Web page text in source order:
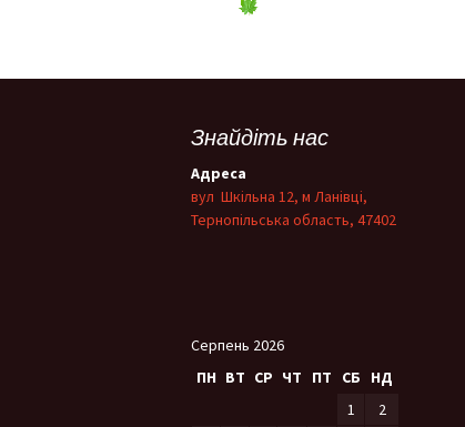
Знайдіть нас
Адреса
вул Шкільна 12, м Ланівці,
Тернопільська область, 47402
Серпень 2026
ПН ВТ СР ЧТ ПТ СБ
НД
1
2